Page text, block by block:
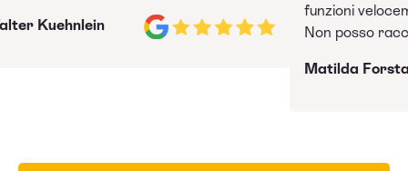
funzioni
Non posso
Matilda Forstadius